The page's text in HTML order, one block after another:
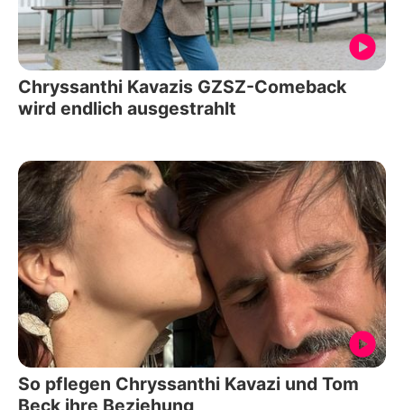
Chryssanthi Kavazis GZSZ-Comeback
wird endlich ausgestrahlt
So pflegen Chryssanthi Kavazi und Tom